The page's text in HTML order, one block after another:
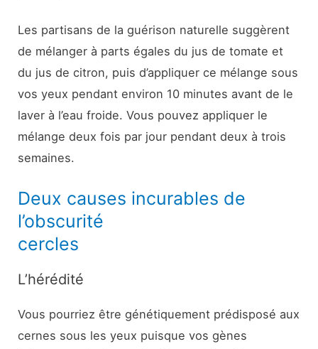
Les partisans de la guérison naturelle suggèrent
de mélanger à parts égales du jus de tomate et
du jus de citron, puis d’appliquer ce mélange sous
vos yeux pendant environ 10 minutes avant de le
laver à l’eau froide. Vous pouvez appliquer le
mélange deux fois par jour pendant deux à trois
semaines.
Deux causes incurables de
l’obscurité
cercles
L’hérédité
Vous pourriez être génétiquement prédisposé aux
cernes sous les yeux puisque vos gènes